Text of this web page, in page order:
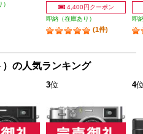
4,400円クーポン
即納（在庫あり）
(1件)
即
の人気ランキング
3位 4